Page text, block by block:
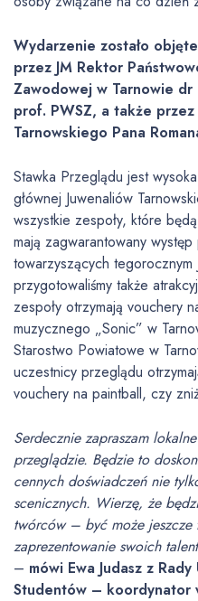
Wydarzenie zostało
przez JM Rektor
Zawodowej w Tarnowie dr
prof. PWSZ, a także
Tarnowskiego Pana
Stawka Przeglądu jest
głównej Juwenaliów
wszystkie zespoły, które
mają zagwarantowany
towarzyszących tegorocznym
przygotowaliśmy także
zespoły otrzymają vouchery
muzycznego „Sonic” w
Starostwo Powiatowe w
uczestnicy przeglądu
vouchery na paintball, czy
Serdecznie zapraszam
przeglądzie. Będzie to
cennych doświadczeń nie
scenicznych. Wierzę, że
twórców – być może jeszcze
zaprezentowanie swoich
– mówi Ewa Judasz z
Studentów – koordynator